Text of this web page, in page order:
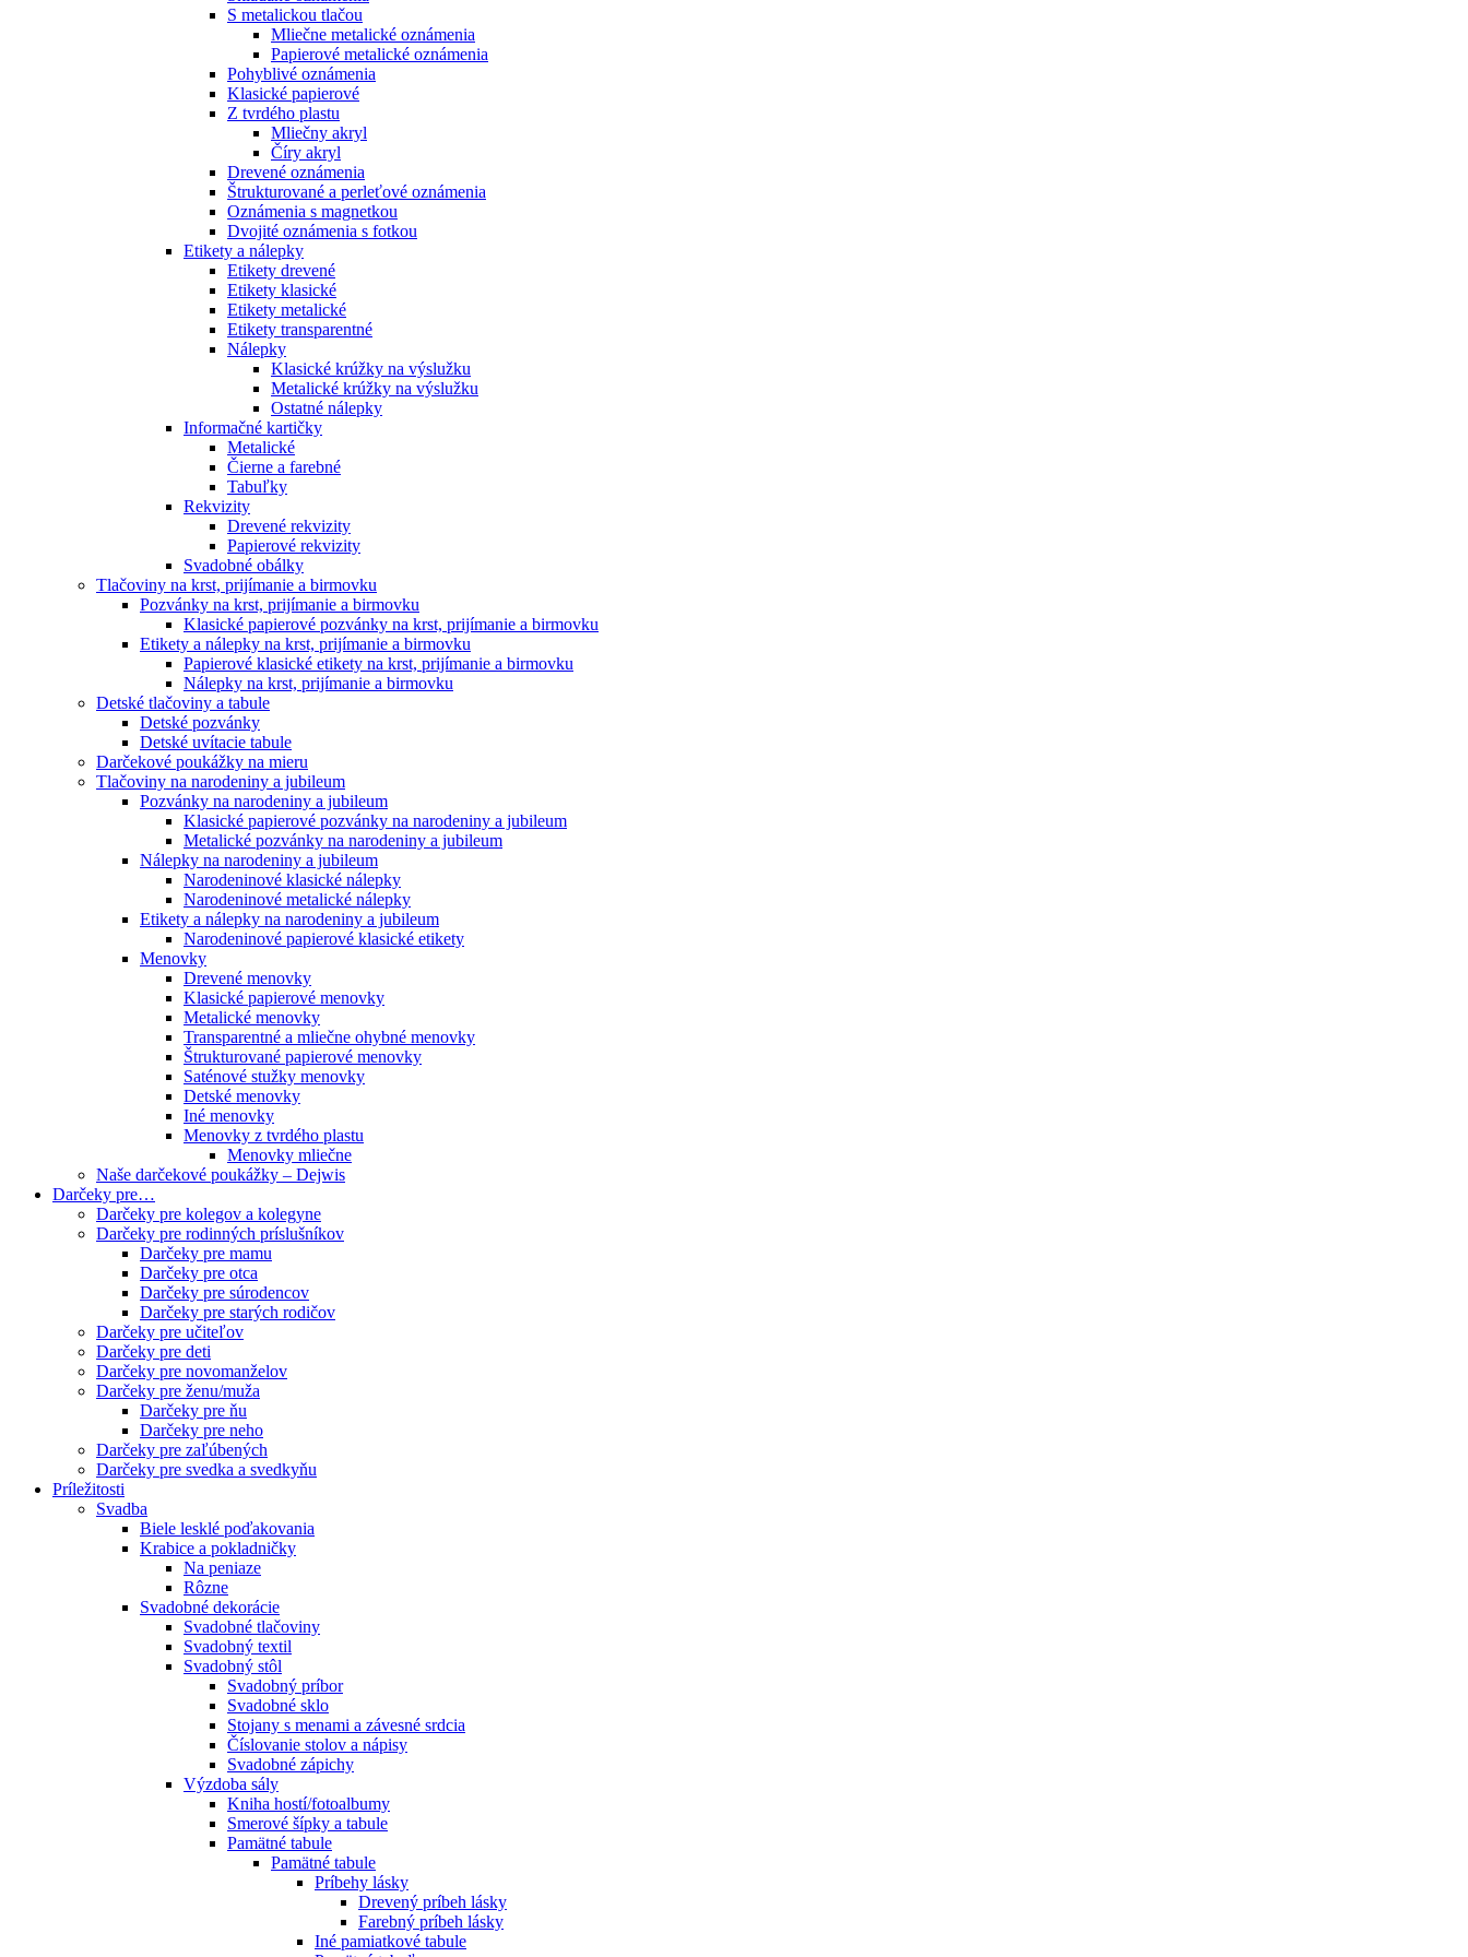
S metalickou tlačou
Mliečne metalické oznámenia
Papierové metalické oznámenia
Pohyblivé oznámenia
Klasické papierové
Z tvrdého plastu
Mliečny akryl
Číry akryl
Drevené oznámenia
Štrukturované a perleťové oznámenia
Oznámenia s magnetkou
Dvojité oznámenia s fotkou
Etikety a nálepky
Etikety drevené
Etikety klasické
Etikety metalické
Etikety transparentné
Nálepky
Klasické krúžky na výslužku
Metalické krúžky na výslužku
Ostatné nálepky
Informačné kartičky
Metalické
Čierne a farebné
Tabuľky
Rekvizity
Drevené rekvizity
Papierové rekvizity
Svadobné obálky
Tlačoviny na krst, prijímanie a birmovku
Pozvánky na krst, prijímanie a birmovku
Klasické papierové pozvánky na krst, prijímanie a birmovku
Etikety a nálepky na krst, prijímanie a birmovku
Papierové klasické etikety na krst, prijímanie a birmovku
Nálepky na krst, prijímanie a birmovku
Detské tlačoviny a tabule
Detské pozvánky
Detské uvítacie tabule
Darčekové poukážky na mieru
Tlačoviny na narodeniny a jubileum
Pozvánky na narodeniny a jubileum
Klasické papierové pozvánky na narodeniny a jubileum
Metalické pozvánky na narodeniny a jubileum
Nálepky na narodeniny a jubileum
Narodeninové klasické nálepky
Narodeninové metalické nálepky
Etikety a nálepky na narodeniny a jubileum
Narodeninové papierové klasické etikety
Menovky
Drevené menovky
Klasické papierové menovky
Metalické menovky
Transparentné a mliečne ohybné menovky
Štrukturované papierové menovky
Saténové stužky menovky
Detské menovky
Iné menovky
Menovky z tvrdého plastu
Menovky mliečne
Naše darčekové poukážky – Dejwis
Darčeky pre…
Darčeky pre kolegov a kolegyne
Darčeky pre rodinných príslušníkov
Darčeky pre mamu
Darčeky pre otca
Darčeky pre súrodencov
Darčeky pre starých rodičov
Darčeky pre učiteľov
Darčeky pre deti
Darčeky pre novomanželov
Darčeky pre ženu/muža
Darčeky pre ňu
Darčeky pre neho
Darčeky pre zaľúbených
Darčeky pre svedka a svedkyňu
Príležitosti
Svadba
Biele lesklé poďakovania
Krabice a pokladničky
Na peniaze
Rôzne
Svadobné dekorácie
Svadobné tlačoviny
Svadobný textil
Svadobný stôl
Svadobný príbor
Svadobné sklo
Stojany s menami a závesné srdcia
Číslovanie stolov a nápisy
Svadobné zápichy
Výzdoba sály
Kniha hostí/fotoalbumy
Smerové šípky a tabule
Pamätné tabule
Pamätné tabule
Príbehy lásky
Drevený príbeh lásky
Farebný príbeh lásky
Iné pamiatkové tabule